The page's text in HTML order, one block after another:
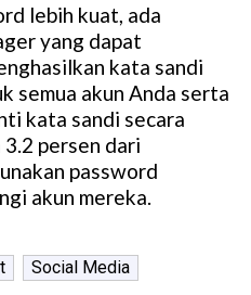
lebih kuat, ada
yang dapat
kata sandi
semua akun Anda serta
kata sandi secara
3.2 persen dari
password
akun mereka.
Social Media